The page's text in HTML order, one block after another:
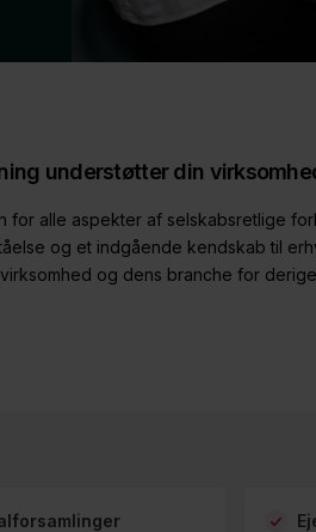
understøtter din
for alle aspekter af selskabsretlige
og et indgående kendskab til
og dens branche for